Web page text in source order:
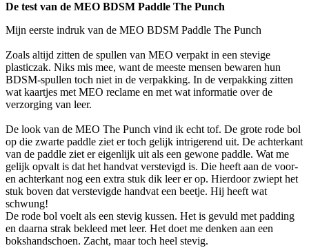
De test van de MEO BDSM Paddle The Punch
Mijn eerste indruk van de MEO BDSM Paddle The Punch
Zoals altijd zitten de spullen van MEO verpakt in een stevige
plasticzak. Niks mis mee, want de meeste mensen bewaren hun
BDSM-spullen toch niet in de verpakking. In de verpakking zitten
wat kaartjes met MEO reclame en met wat informatie over de
verzorging van leer.
De look van de MEO The Punch vind ik echt tof. De grote rode bol
op die zwarte paddle ziet er toch gelijk intrigerend uit. De achterkant
van de paddle ziet er eigenlijk uit als een gewone paddle. Wat me
gelijk opvalt is dat het handvat verstevigd is. Die heeft aan de voor-
en achterkant nog een extra stuk dik leer er op. Hierdoor zwiept het
stuk boven dat verstevigde handvat een beetje. Hij heeft wat
schwung!
De rode bol voelt als een stevig kussen. Het is gevuld met padding
en daarna strak bekleed met leer. Het doet me denken aan een
bokshandschoen. Zacht, maar toch heel stevig.